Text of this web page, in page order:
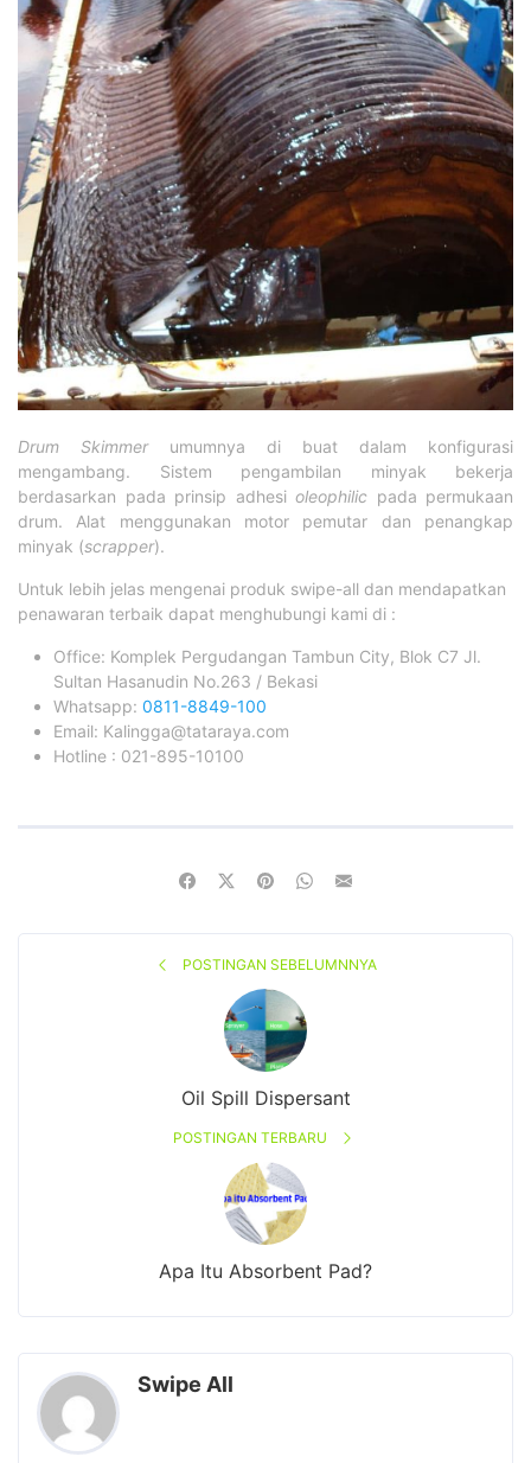
Drum Skimmerumumnya di buat dalam konfigurasi
mengambang. Sistem pengambilan minyak bekerja
berdasarkan pada prinsip adhesi oleophilic pada permukaan
drum. Alat menggunakan motor pemutar dan penangkap
minyak (scrapper).
Untuk lebih jelas mengenai produk swipe-all dan mendapatkan
penawaran terbaik dapat menghubungi kami di :
Office: Komplek Pergudangan Tambun City, Blok C7 Jl.
Sultan Hasanudin No.263 / Bekasi
Whatsapp: 0811-8849-100
Email: Kalingga@tataraya.com
Hotline : 021-895-10100
POSTINGAN SEBELUMNNYA
Oil Spill Dispersant
POSTINGAN TERBARU
Apa Itu Absorbent Pad?
Swipe All